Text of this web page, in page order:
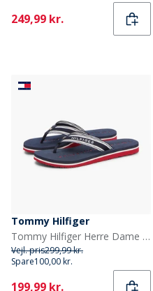
Current
249,99 kr.
Tommy Hilfiger
Tommy Hilfiger Herre Dame Webbing Flip Flops Rwb
Vejl. pris299,99 kr.
Spare100,00 kr.
Current
199,99 kr.